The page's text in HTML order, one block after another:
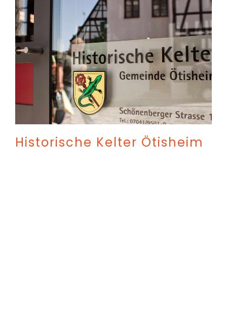
Historische Kelter Ötisheim